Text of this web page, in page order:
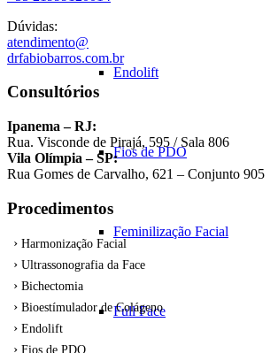
Endolift
Fios de PDO
Feminilização Facial
Full Face
Dúvidas:
atendimento@
drfabiobarros.com.br
Consultórios
Ipanema – RJ:
Rua. Visconde de Pirajá, 595 / Sala 806
Vila Olímpia – SP:
Rua Gomes de Carvalho, 621 – Conjunto 905
Procedimentos
Harmonização Facial
Ultrassonografia da Face
Bichectomia
Bioestímulador de Colágeno
Endolift
Fios de PDO